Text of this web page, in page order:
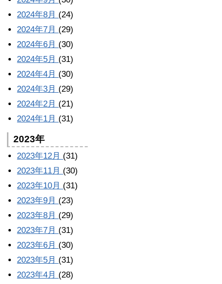
2024年8月 (24)
2024年7月 (29)
2024年6月 (30)
2024年5月 (31)
2024年4月 (30)
2024年3月 (29)
2024年2月 (21)
2024年1月 (31)
2023年
2023年12月 (31)
2023年11月 (30)
2023年10月 (31)
2023年9月 (23)
2023年8月 (29)
2023年7月 (31)
2023年6月 (30)
2023年5月 (31)
2023年4月 (28)